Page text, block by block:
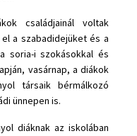
családjainál voltak
a szabadidejüket és a
soria-i szokásokkal és
vasárnap, a diákok
társaik bérmálkozó
ünnepen is.
diáknak az iskolában